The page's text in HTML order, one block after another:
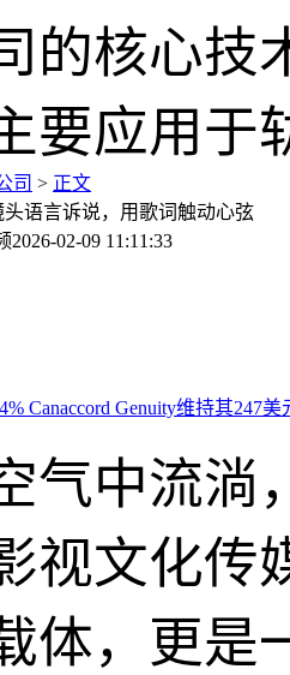
司 > 正文
语言诉说，用歌词触动心弦
2026-02-09 11:11:33
气中流淌
视文化传
体，更是